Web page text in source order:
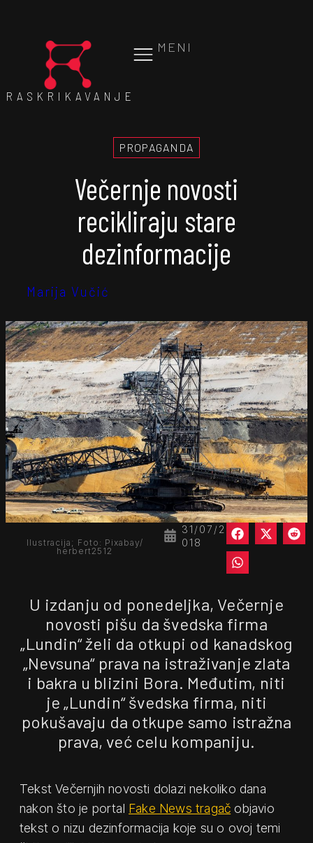
MENI
RASKRIKAVANJE
PROPAGANDA
Večernje novosti
recikliraju stare
dezinformacije
Marija Vučić
31/07/2
018
Ilustracija; Foto: Pixabay/
herbert2512
U izdanju od ponedeljka, Večernje
novosti pišu da švedska firma
„Lundin“ želi da otkupi od kanadskog
„Nevsuna“ prava na istraživanje zlata
i bakra u blizini Bora. Međutim, niti
je „Lundin“ švedska firma, niti
pokušavaju da otkupe samo istražna
prava, već celu kompaniju.
Tekst Večernjih novosti dolazi nekoliko dana
nakon što je portal Fake News tragač objavio
tekst o nizu dezinformacija koje su o ovoj temi